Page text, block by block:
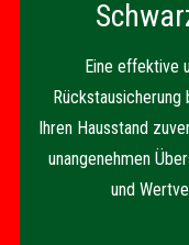
Eine effektive
Rückstausicherung
Ihren Hausstand
unangenehmen
und